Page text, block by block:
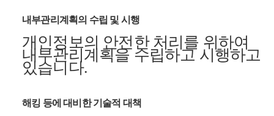
내부관리계획의 수립 및 시행
개인정보의 안전한 처리를 위하여
내부관리계획을 수립하고 시행하고
있습니다.
해킹 등에 대비한 기술적 대책